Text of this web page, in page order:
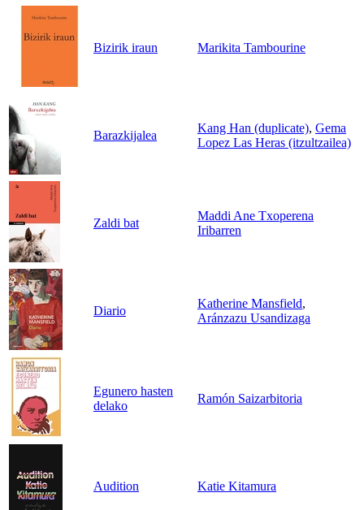
Bizirik iraun Marikita Tambourine
Barazkijalea
Kang Han (duplicate), Gema
Lopez Las Heras (itzultzailea)
Zaldi bat
Maddi Ane Txoperena
Iribarren
Diario
Katherine Mansfield,
Aránzazu Usandizaga
Egunero hasten
delako
Ramón Saizarbitoria
Audition Katie Kitamura